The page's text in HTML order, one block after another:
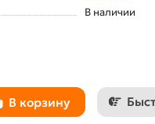
В наличии
В корзину